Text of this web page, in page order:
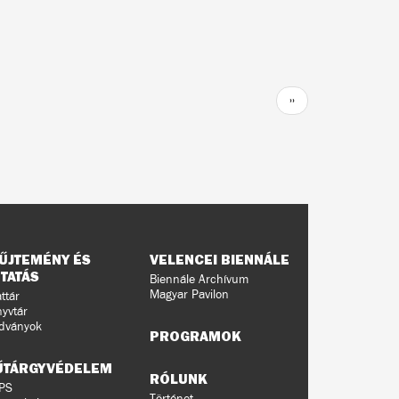
Következő
oldal
››
ÉS
VELENCEI BIENNÁLE
Biennále Archívum
Magyar Pavilon
PROGRAMOK
RÓLUNK